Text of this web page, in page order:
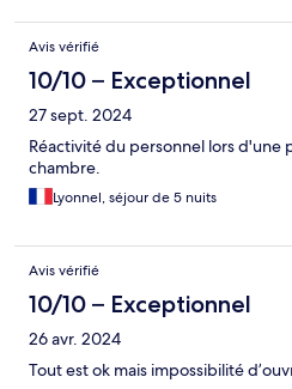
gratuit ( bus 1 et 2 ) pour faire le
avec plaisir .
Avis vérifié
10/10 – Exceptionnel
27 sept. 2024
Réactivité du personnel lors d'une
chambre.
Lyonnel, séjour de 5 nuits
Avis vérifié
10/10 – Exceptionnel
26 avr. 2024
Tout est ok mais impossibilité